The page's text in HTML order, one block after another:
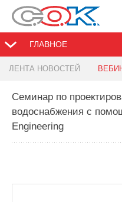
ГЛАВНОЕ
ЛЕНТА НОВОСТЕЙ
Семинар по
водоснабжения с
Engineering